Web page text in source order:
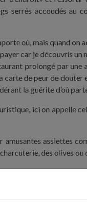
serrés accoudés au
où, mais quand
car je découvris
prolongé par une
de peur de
la guérite d’où
ici on appelle
amusantes assiettes
des olives ou
pour me donner
tranches de
le tout disposé